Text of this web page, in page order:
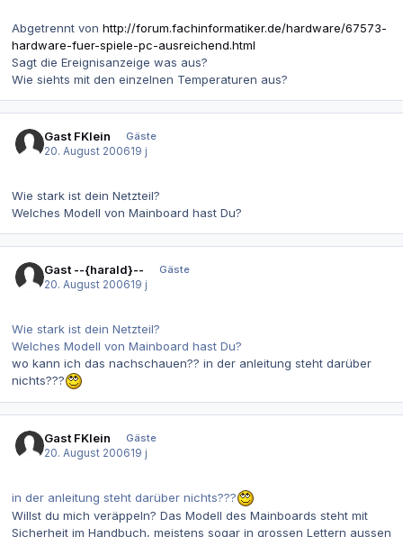
Abgetrennt von http://forum.fachinformatiker.de/hardware/67573-
hardware-fuer-spiele-pc-ausreichend.html
Sagt die Ereignisanzeige was aus?
Wie siehts mit den einzelnen Temperaturen aus?
Gast FKlein
Gäste
20. August 200619 j
Wie stark ist dein Netzteil?
Welches Modell von Mainboard hast Du?
Gast --{harald}--
Gäste
20. August 200619 j
Wie stark ist dein Netzteil?
Welches Modell von Mainboard hast Du?
wo kann ich das nachschauen?? in der anleitung steht darüber
nichts???
Gast FKlein
Gäste
20. August 200619 j
in der anleitung steht darüber nichts???
Willst du mich veräppeln? Das Modell des Mainboards steht mit
Sicherheit im Handbuch, meistens sogar in grossen Lettern aussen